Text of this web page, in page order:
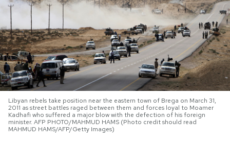
PODCAST
NEWSLETTER
I MIEI PREFERITI
Libyan rebels take position near the eastern town of Brega on March 31,
2011 as street battles raged between them and forces loyal to Moamer
Kadhafi who suffered a major blow with the defection of his foreign
minister. AFP PHOTO/MAHMUD HAMS (Photo credit should read
MAHMUD HAMS/AFP/Getty Images)